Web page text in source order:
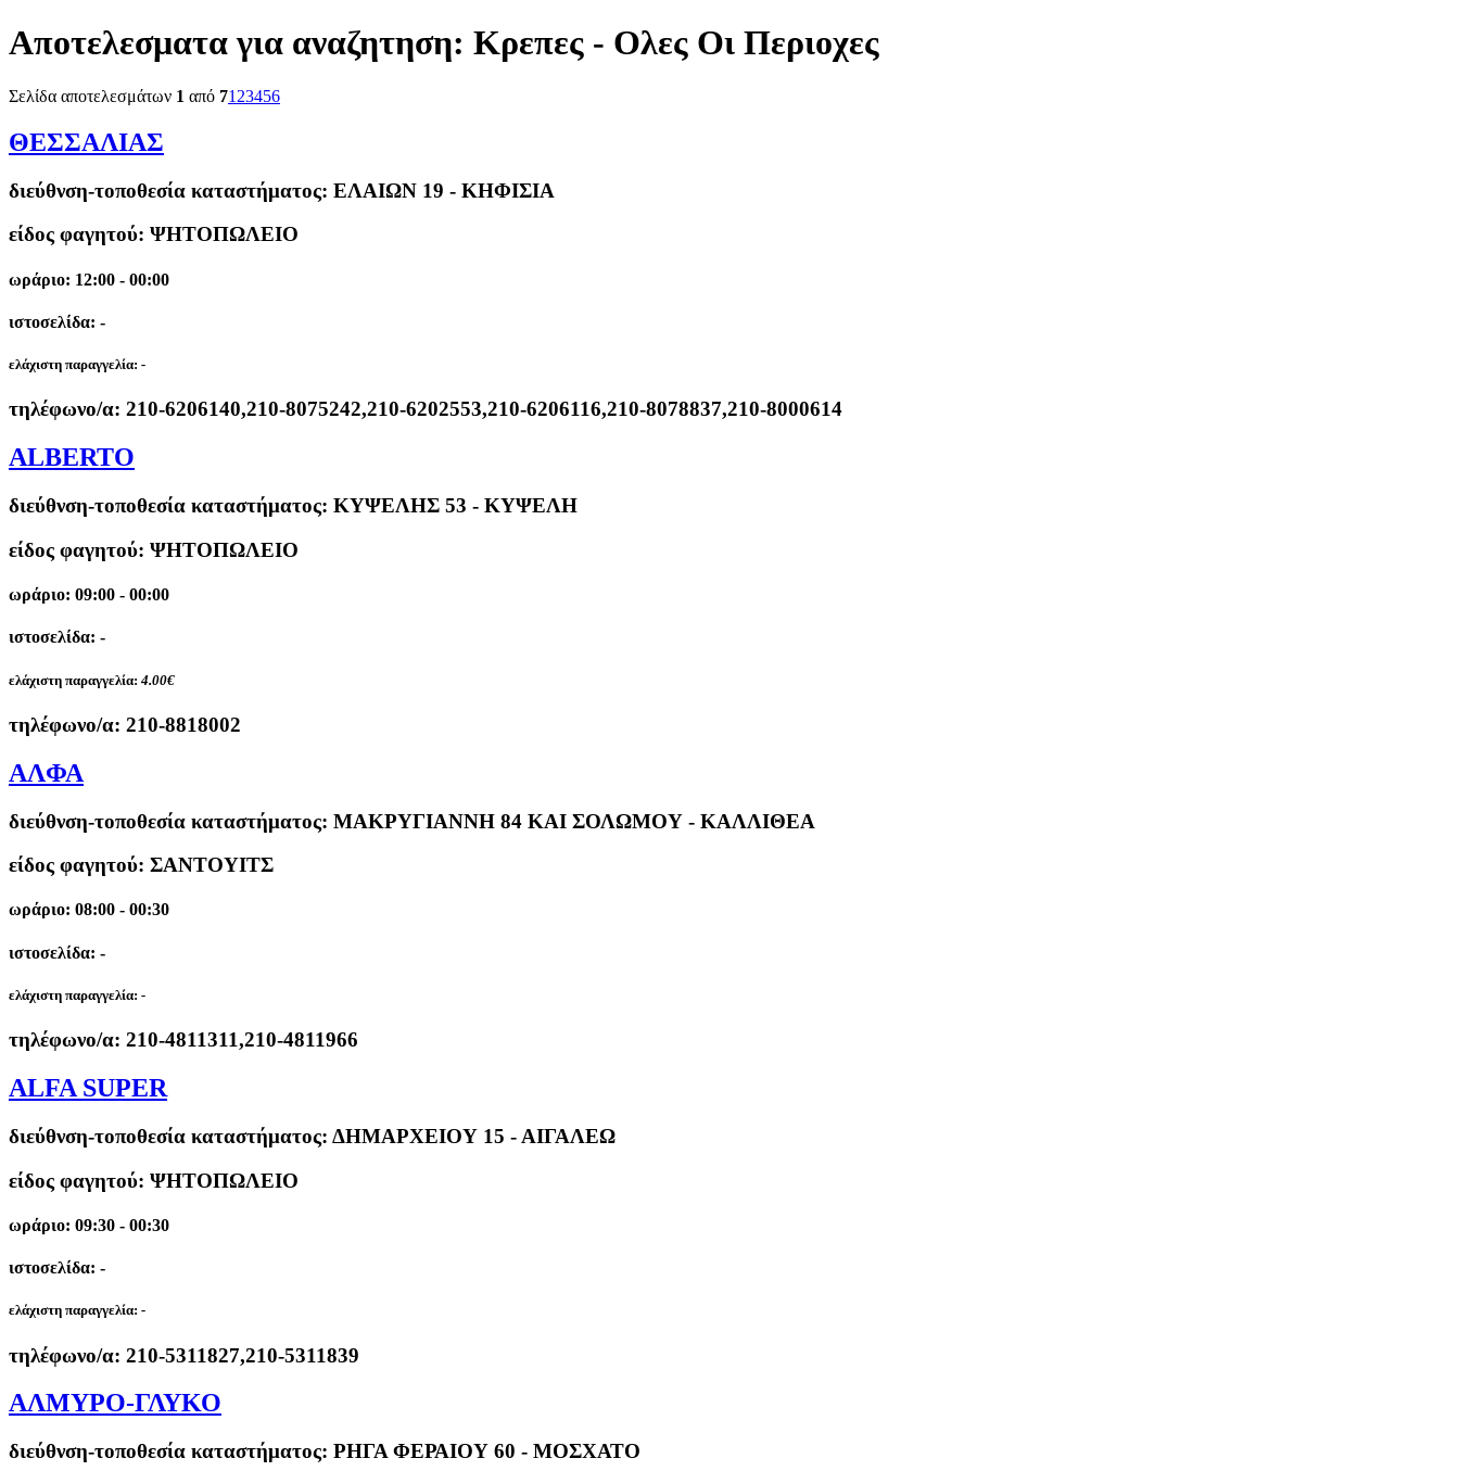
Αποτελεσματα για αναζητηση: Κρεπες - Ολες Οι Περιοχες
Σελίδα αποτελεσμάτων 1 από 71 23456
ΘΕΣΣΑΛΙΑΣ
διεύθνση-τοποθεσία καταστήματος: ΕΛΑΙΩΝ 19 - ΚΗΦΙΣΙΑ
είδος φαγητού: ΨΗΤΟΠΩΛΕΙΟ
ωράριο: 12:00 - 00:00
ιστοσελίδα: -
ελάχιστη παραγγελία: -
τηλέφωνο/α: 210-6206140,210-8075242,210-6202553,210-6206116,210-8078837,210-8000614
ALBERTO
διεύθνση-τοποθεσία καταστήματος: ΚΥΨΕΛΗΣ 53 - ΚΥΨΕΛΗ
είδος φαγητού: ΨΗΤΟΠΩΛΕΙΟ
ωράριο: 09:00 - 00:00
ιστοσελίδα: -
ελάχιστη παραγγελία: 4.00€
τηλέφωνο/α: 210-8818002
ΑΛΦΑ
διεύθνση-τοποθεσία καταστήματος: ΜΑΚΡΥΓΙΑΝΝΗ 84 ΚΑΙ ΣΟΛΩΜΟΥ - ΚΑΛΛΙΘΕΑ
είδος φαγητού: ΣΑΝΤΟΥΙΤΣ
ωράριο: 08:00 - 00:30
ιστοσελίδα: -
ελάχιστη παραγγελία: -
τηλέφωνο/α: 210-4811311,210-4811966
ALFA SUPER
διεύθνση-τοποθεσία καταστήματος: ΔΗΜΑΡΧΕΙΟΥ 15 - ΑΙΓΑΛΕΩ
είδος φαγητού: ΨΗΤΟΠΩΛΕΙΟ
ωράριο: 09:30 - 00:30
ιστοσελίδα: -
ελάχιστη παραγγελία: -
τηλέφωνο/α: 210-5311827,210-5311839
ΑΛΜΥΡΟ-ΓΛΥΚΟ
διεύθνση-τοποθεσία καταστήματος: ΡΗΓΑ ΦΕΡΑΙΟΥ 60 - ΜΟΣΧΑΤΟ